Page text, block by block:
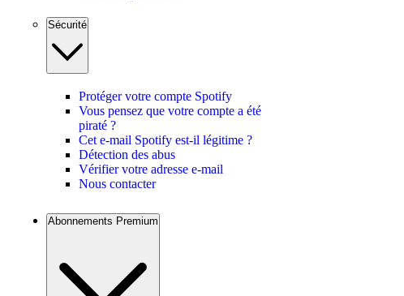
Sécurité
Protéger votre compte Spotify
Vous pensez que votre compte a été
piraté ?
Cet e-mail Spotify est-il légitime ?
Détection des abus
Vérifier votre adresse e-mail
Nous contacter
Abonnements Premium